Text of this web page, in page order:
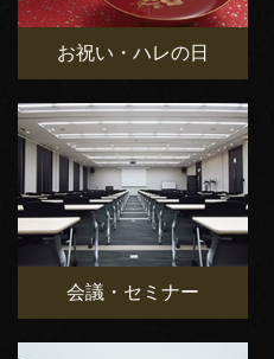
お祝い・ハレの日
会議・セミナー